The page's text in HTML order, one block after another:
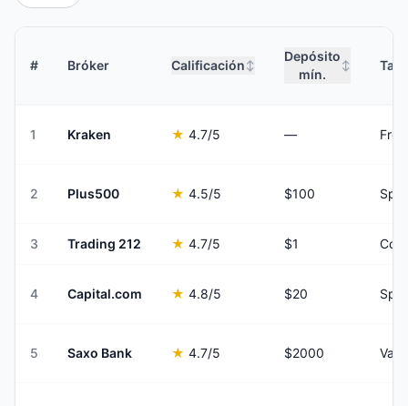
# Bróker Calificación ↕
Depósito
mín.
↕
1 Kraken ★ 4.7/5 —
2 Plus500 ★ 4.5/5 $100
3 Trading 212 ★ 4.7/5 $1
4 Capital.com ★ 4.8/5 $20
5 Saxo Bank ★ 4.7/5 $2000